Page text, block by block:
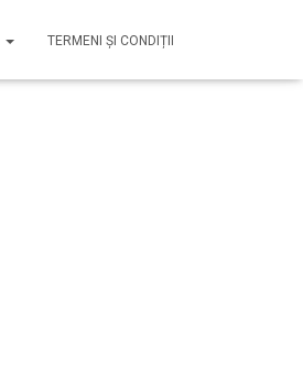
TERMENI ȘI CONDIȚII